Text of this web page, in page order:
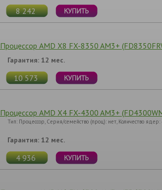
8 242
Процессор AMD X8 FX-8350 AM3+
Гарантия: 12 мес.
10 573
Процессор AMD X4 FX-4300 AM3+
Тип: Процессор, Серия/семейство (проц): нет, Количество
Гарантия: 12 мес.
4 936